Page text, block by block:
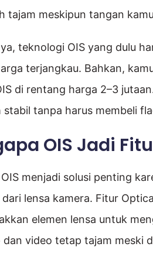
tajam meskipun tangan
teknologi OIS yang dulu
terjangkau. Bahkan,
di rentang harga 2–3
stabil tanpa harus membeli
OIS Jadi
menjadi solusi penting
lensa kamera. Fitur
elemen lensa untuk
video tetap tajam meski